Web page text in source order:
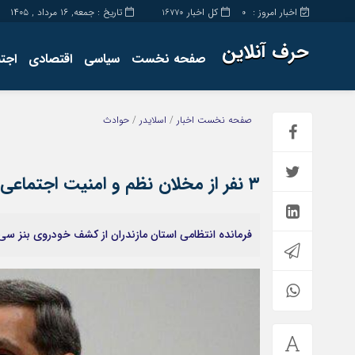
کل اخبار 16770 اخبار امروز : 0 تاریخ : جمعه, ۱۶ مرداد , ۱۴۰۵
حرف آنلاین صفحه نخست سیاسی اقتصادی
صفحه نخست اخبار / اسلایدر / حوادث
۳ نفر از مخلان نظم و امنیت اجتماعی در ساری دستگیر شدند
فرمانده انتظامی استان مازندران از کشف خودروی بنز سی۳۰۰ قاچاق به ارزش ۱۰۰ میلیارد ریال در شهرستان رامسر خبر